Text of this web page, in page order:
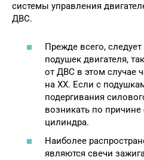
системы управления
ДВС.
Прежде всего,
подушек двигателя,
от ДВС в этом случае
на ХХ. Если с
подергивания
возникать по причине
цилиндра.
Наиболее
являются свечи